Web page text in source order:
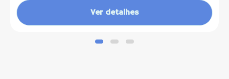
Ver detalhes